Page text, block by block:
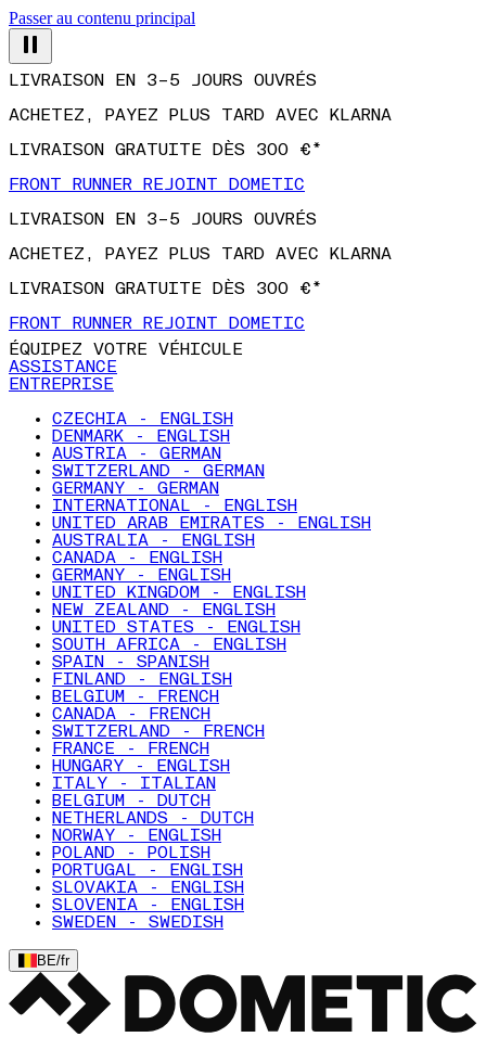
Passer au contenu principal
LIVRAISON EN 3–5 JOURS OUVRÉS
ACHETEZ, PAYEZ PLUS TARD AVEC KLARNA
LIVRAISON GRATUITE DÈS 300 €*
FRONT RUNNER REJOINT DOMETIC
LIVRAISON EN 3–5 JOURS OUVRÉS
ACHETEZ, PAYEZ PLUS TARD AVEC KLARNA
LIVRAISON GRATUITE DÈS 300 €*
FRONT RUNNER REJOINT DOMETIC
ÉQUIPEZ VOTRE VÉHICULE
ASSISTANCE
ENTREPRISE
CZECHIA - ENGLISH
DENMARK - ENGLISH
AUSTRIA - GERMAN
SWITZERLAND - GERMAN
GERMANY - GERMAN
INTERNATIONAL - ENGLISH
UNITED ARAB EMIRATES - ENGLISH
AUSTRALIA - ENGLISH
CANADA - ENGLISH
GERMANY - ENGLISH
UNITED KINGDOM - ENGLISH
NEW ZEALAND - ENGLISH
UNITED STATES - ENGLISH
SOUTH AFRICA - ENGLISH
SPAIN - SPANISH
FINLAND - ENGLISH
BELGIUM - FRENCH
CANADA - FRENCH
SWITZERLAND - FRENCH
FRANCE - FRENCH
HUNGARY - ENGLISH
ITALY - ITALIAN
BELGIUM - DUTCH
NETHERLANDS - DUTCH
NORWAY - ENGLISH
POLAND - POLISH
PORTUGAL - ENGLISH
SLOVAKIA - ENGLISH
SLOVENIA - ENGLISH
SWEDEN - SWEDISH
BE/fr